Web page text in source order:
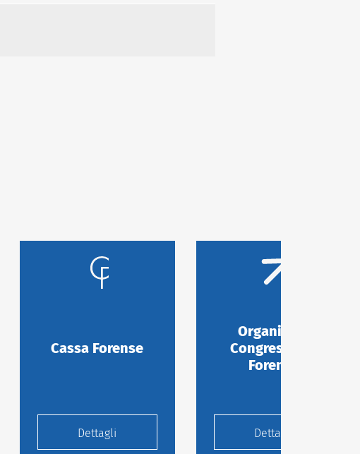
Cassa Forense
Dettagli
Organismo
Congressuale
Forense
Dettagli